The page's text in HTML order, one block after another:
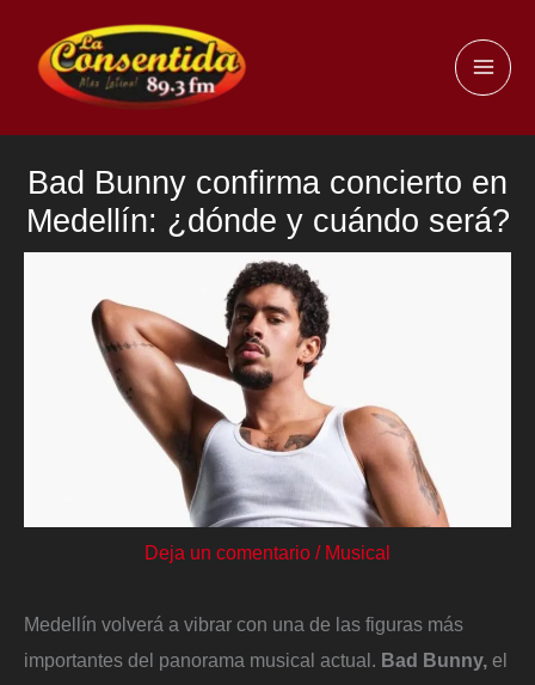
contenido
Bad Bunny confirma concierto en
Medellín: ¿dónde y cuándo será?
Deja un comentario / Musical
Medellín volverá a vibrar con una de las figuras más
importantes del panorama musical actual. Bad Bunny, el